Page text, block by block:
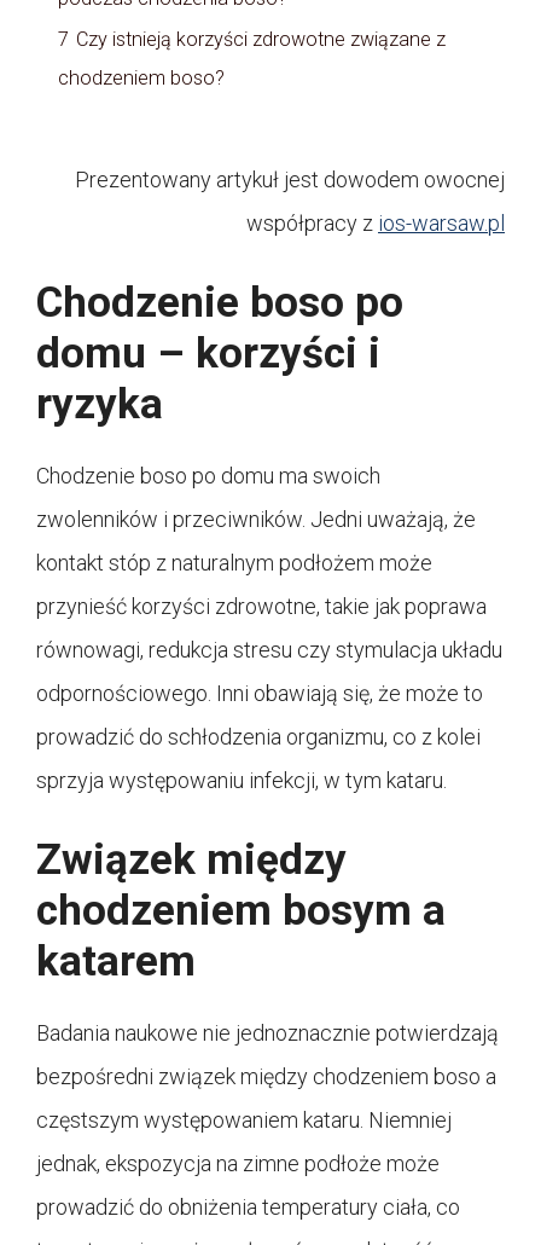
7 Czy istnieją korzyści zdrowotne związane z
chodzeniem boso?
Prezentowany artykuł jest dowodem owocnej
współpracy z ios-warsaw.pl
Chodzenie boso po
domu – korzyści i
ryzyka
Chodzenie boso po domu ma swoich
zwolenników i przeciwników. Jedni uważają, że
kontakt stóp z naturalnym podłożem może
przynieść korzyści zdrowotne, takie jak poprawa
równowagi, redukcja stresu czy stymulacja układu
odpornościowego. Inni obawiają się, że może to
prowadzić do schłodzenia organizmu, co z kolei
sprzyja występowaniu infekcji, w tym kataru.
Związek między
chodzeniem bosym a
katarem
Badania naukowe nie jednoznacznie potwierdzają
bezpośredni związek między chodzeniem boso a
częstszym występowaniem kataru. Niemniej
jednak, ekspozycja na zimne podłoże może
prowadzić do obniżenia temperatury ciała, co